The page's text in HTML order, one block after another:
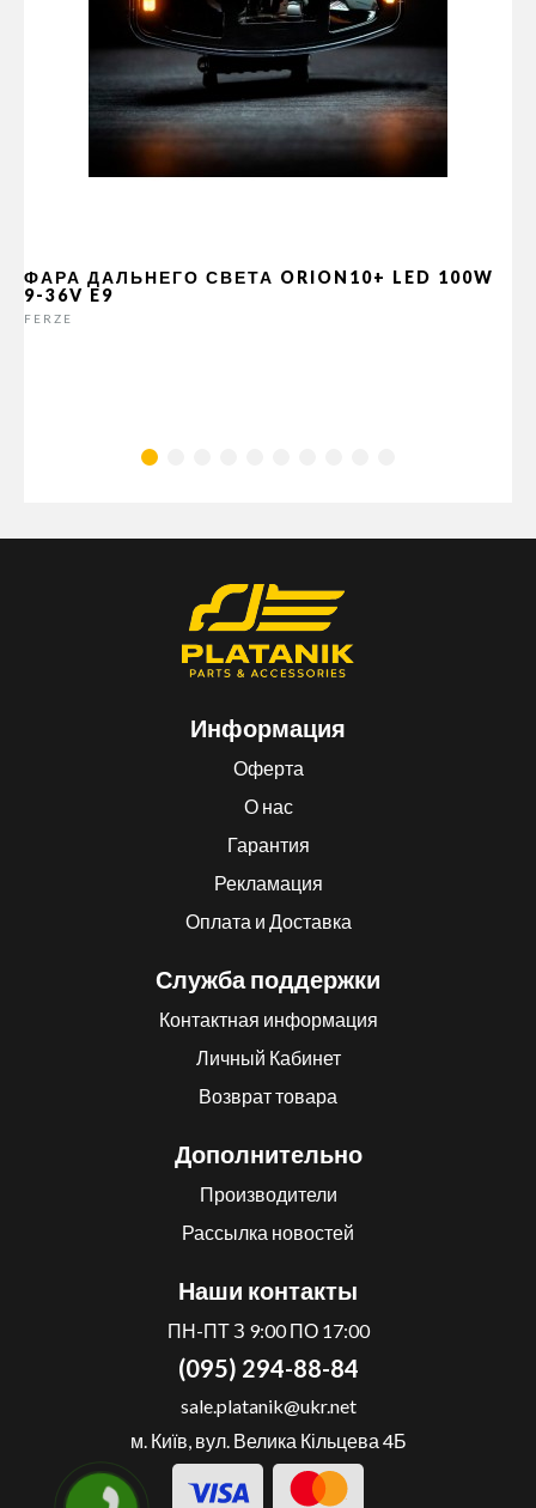
ФАРА ДАЛЬНЕГО СВЕТА ORION10+ LED 100W
9-36V E9
FERZE
Информация
Оферта
О нас
Гарантия
Рекламация
Оплата и Доставка
Служба поддержки
Контактная информация
Личный Кабинет
Возврат товара
Дополнительно
Производители
Рассылка новостей
Наши контакты
ПН-ПТ З 9:00 ПО 17:00
(095) 294-88-84
sale.platanik@ukr.net
м. Київ, вул. Велика Кільцева 4Б